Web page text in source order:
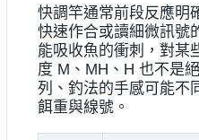
快調竿通常前段反應明
快速作合或讀細微訊號
能吸收魚的衝刺，對某
度 M、MH、H 也不是
列、釣法的手感可能不
餌重與線號。